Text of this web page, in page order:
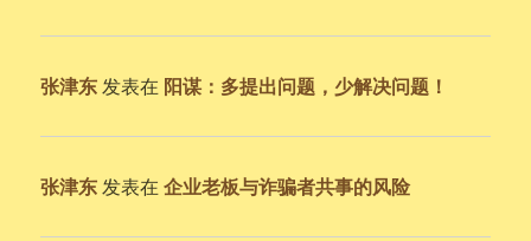
张津东 发表在 阳谋：多提出问题，少解决问题！
张津东 发表在企业老板与诈骗者共事的风险